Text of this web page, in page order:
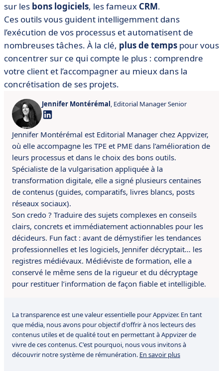
sur les bons logiciels, les fameux CRM.
Ces outils vous guident intelligemment dans
l’exécution de vos processus et automatisent de
nombreuses tâches. À la clé, plus de temps pour vous
concentrer sur ce qui compte le plus : comprendre
votre client et l’accompagner au mieux dans la
concrétisation de ses projets.
Jennifer Montérémal, Editorial Manager Senior
Jennifer Montérémal est Editorial Manager chez Appvizer,
où elle accompagne les TPE et PME dans l’amélioration de
leurs processus et dans le choix des bons outils.
Spécialiste de la vulgarisation appliquée à la
transformation digitale, elle a signé plusieurs centaines
de contenus (guides, comparatifs, livres blancs, posts
réseaux sociaux).
Son credo ? Traduire des sujets complexes en conseils
clairs, concrets et immédiatement actionnables pour les
décideurs. Fun fact : avant de démystifier les tendances
professionnelles et les logiciels, Jennifer décryptait… les
registres médiévaux. Médiéviste de formation, elle a
conservé le même sens de la rigueur et du décryptage
pour restituer l’information de façon fiable et intelligible.
La transparence est une valeur essentielle pour Appvizer. En tant
que média, nous avons pour objectif d'offrir à nos lecteurs des
contenus utiles et de qualité tout en permettant à Appvizer de
vivre de ces contenus. C'est pourquoi, nous vous invitons à
découvrir notre système de rémunération. En savoir plus